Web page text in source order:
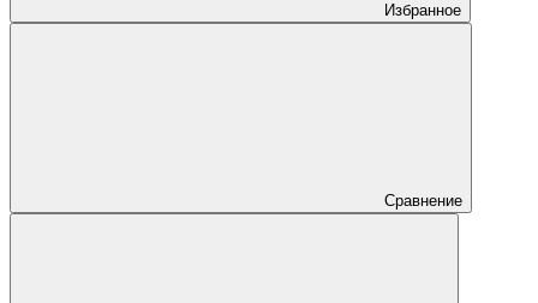
Избранное
Сравнение